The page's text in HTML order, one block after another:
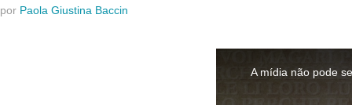
por Paola Giustina Baccin
A mídia não pode